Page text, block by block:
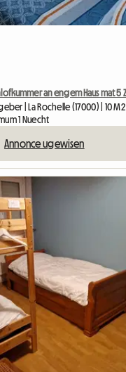
| La Rochelle (17000) | 10 M2
1 Nuecht
Annonce ugewisen